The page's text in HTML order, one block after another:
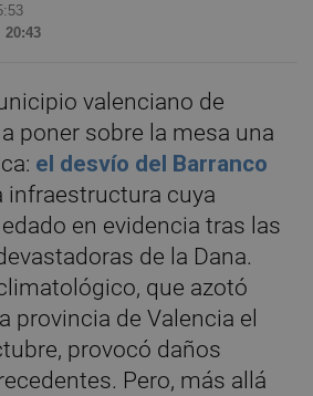
20:43
valenciano de
poner sobre la mesa una
el desvío del Barranco
infraestructura cuya
en evidencia tras las
de la Dana.
que azotó
provincia de Valencia el
provocó daños
Pero, más allá